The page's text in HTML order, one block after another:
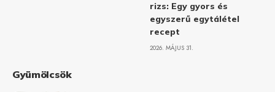
rizs: Egy gyors és
egyszerű egytálétel
recept
2026. MÁJUS 31.
Gyümölcsök